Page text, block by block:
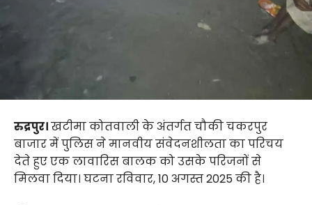
रुद्रपुर।खटीमा कोतवाली के अंतर्गत चौकी चकरपुर
बाजार में पुलिस ने मानवीय संवेदनशीलता का परिचय
देते हुए एक लावारिस बालक को उसके परिजनों से
मिलवा दिया। घटना रविवार, 10 अगस्त 2025 की है।